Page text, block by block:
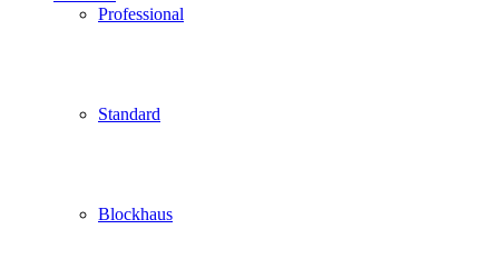
Professional
Standard
Blockhaus